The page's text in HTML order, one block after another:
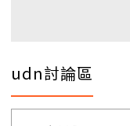
udn討論區